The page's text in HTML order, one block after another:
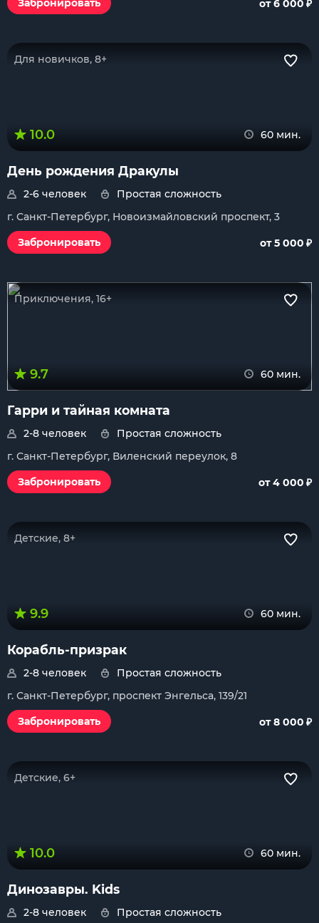
Забронировать от 6 000
Для новичков, 8+
10.0 60 мин.
День рождения Дракулы
2-6 человек
Простая сложность
г. Санкт-Петербург, Новоизмайловский проспект, 3
Забронировать
от 5 000 ₽
Приключения, 16+
9.7 60 мин.
Гарри и тайная комната
2-8 человек
Простая сложность
г. Санкт-Петербург, Виленский переулок, 8
Забронировать
от 4 000 ₽
Детские, 8+
9.9 60 мин.
Корабль-призрак
2-8 человек
Простая сложность
г. Санкт-Петербург, проспект Энгельса, 139/21
Забронировать
от 8 000 ₽
Детские, 6+
10.0 60 мин.
Динозавры. Kids
2-8 человек
Простая сложность